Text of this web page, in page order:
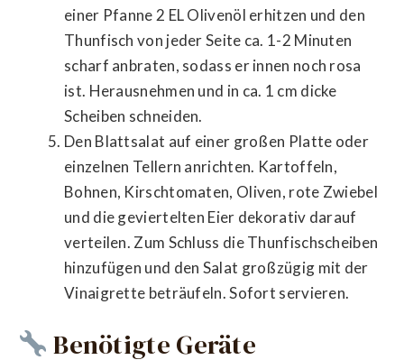
einer Pfanne 2 EL Olivenöl erhitzen und den
Thunfisch von jeder Seite ca. 1-2 Minuten
scharf anbraten, sodass er innen noch rosa
ist. Herausnehmen und in ca. 1 cm dicke
Scheiben schneiden.
Den Blattsalat auf einer großen Platte oder
einzelnen Tellern anrichten. Kartoffeln,
Bohnen, Kirschtomaten, Oliven, rote Zwiebel
und die geviertelten Eier dekorativ darauf
verteilen. Zum Schluss die Thunfischscheiben
hinzufügen und den Salat großzügig mit der
Vinaigrette beträufeln. Sofort servieren.
Benötigte Geräte